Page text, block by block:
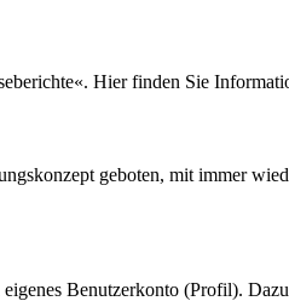
Hier finden Sie
geboten, mit immer
Benutzerkonto (Profil).